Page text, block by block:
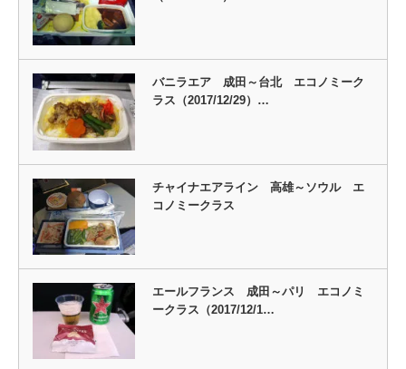
バニラエア 成田～台北 エコノミーク
ラス（2017/12/29）…
チャイナエアライン 高雄～ソウル エ
コノミークラス
エールフランス 成田～パリ エコノミ
ークラス（2017/12/1…